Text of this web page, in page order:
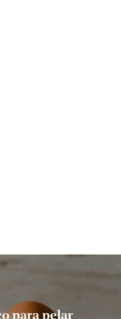
para pelar